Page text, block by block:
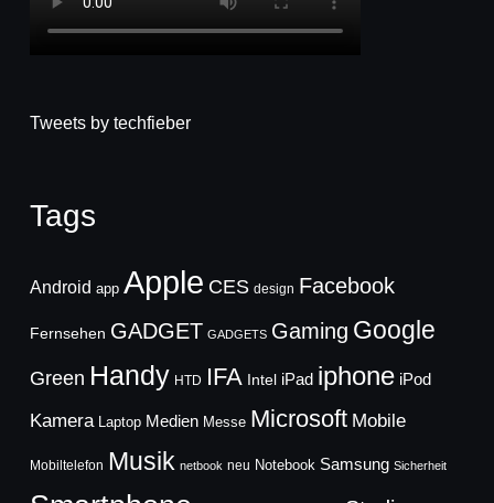
Tweets by techfieber
Tags
Android app Apple CES design Facebook
Fernsehen GADGET GADGETS Gaming Google
Green Handy HTD IFA Intel iPad iphone iPod
Kamera Laptop Medien Messe Microsoft Mobile
Mobiltelefon Musik netbook neu Notebook Samsung Sicherheit